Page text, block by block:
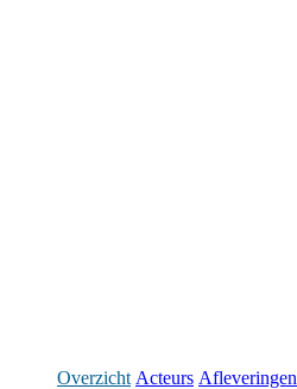
Overzicht Acteurs Afleveringen